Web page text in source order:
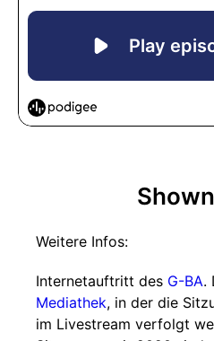
Weitere Infos:
Internetauftritt des G-BA.
Mediathek, in der die
im Livestream verfolgt